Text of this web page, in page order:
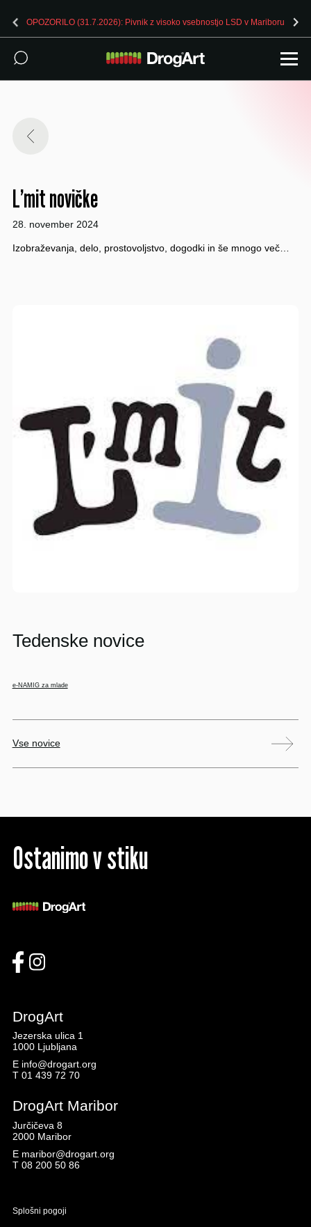
OPOZORILO (31.7.2026): Pivnik z visoko vsebnostjo LSD v Mariboru
L’mit novičke
28. november 2024
Izobraževanja, delo, prostovoljstvo, dogodki in še mnogo več…
Tedenske novice
e-NAMIG za mlade
Vse novice
Ostanimo v stiku
DrogArt
Jezerska ulica 1
1000 Ljubljana
E info@drogart.org
T 01 439 72 70
DrogArt Maribor
Jurčičeva 8
2000 Maribor
E maribor@drogart.org
T 08 200 50 86
Splošni pogoji